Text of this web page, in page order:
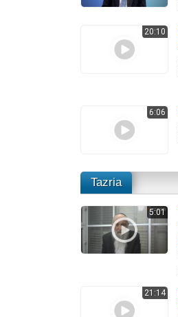
20:10
6:06
Tazria
5:01
21:14